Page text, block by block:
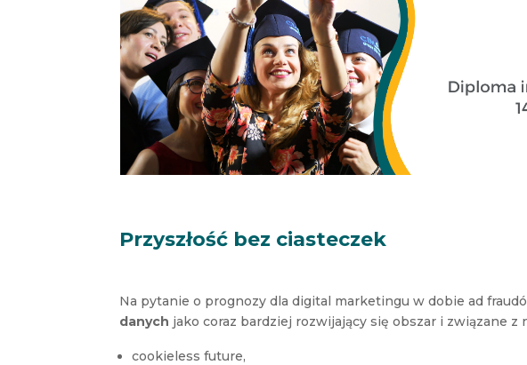
Przyszłość bez ciasteczek
Na pytanie o prognozy dla digital marketingu w dobie ad
danych jako coraz bardziej rozwijający się obszar i związane z
cookieless future,